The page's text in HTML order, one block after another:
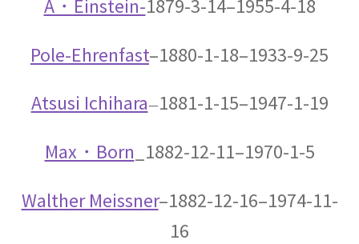
【「ロボット3原則」で有名なSF作家】
アイザック・ニュートン
【微積分を駆使して空間・時間・力
A・Einstein-1879-3-14–1955-4-18
Pole-Ehrenfast–1880-1-18–1933-9-25
Atsusi Ichihara—1881-1-15–1947-1-19
Max・Born _1882-12-11–1970-1-5
Walther Meissner–1882-12-16–1974-11-
16